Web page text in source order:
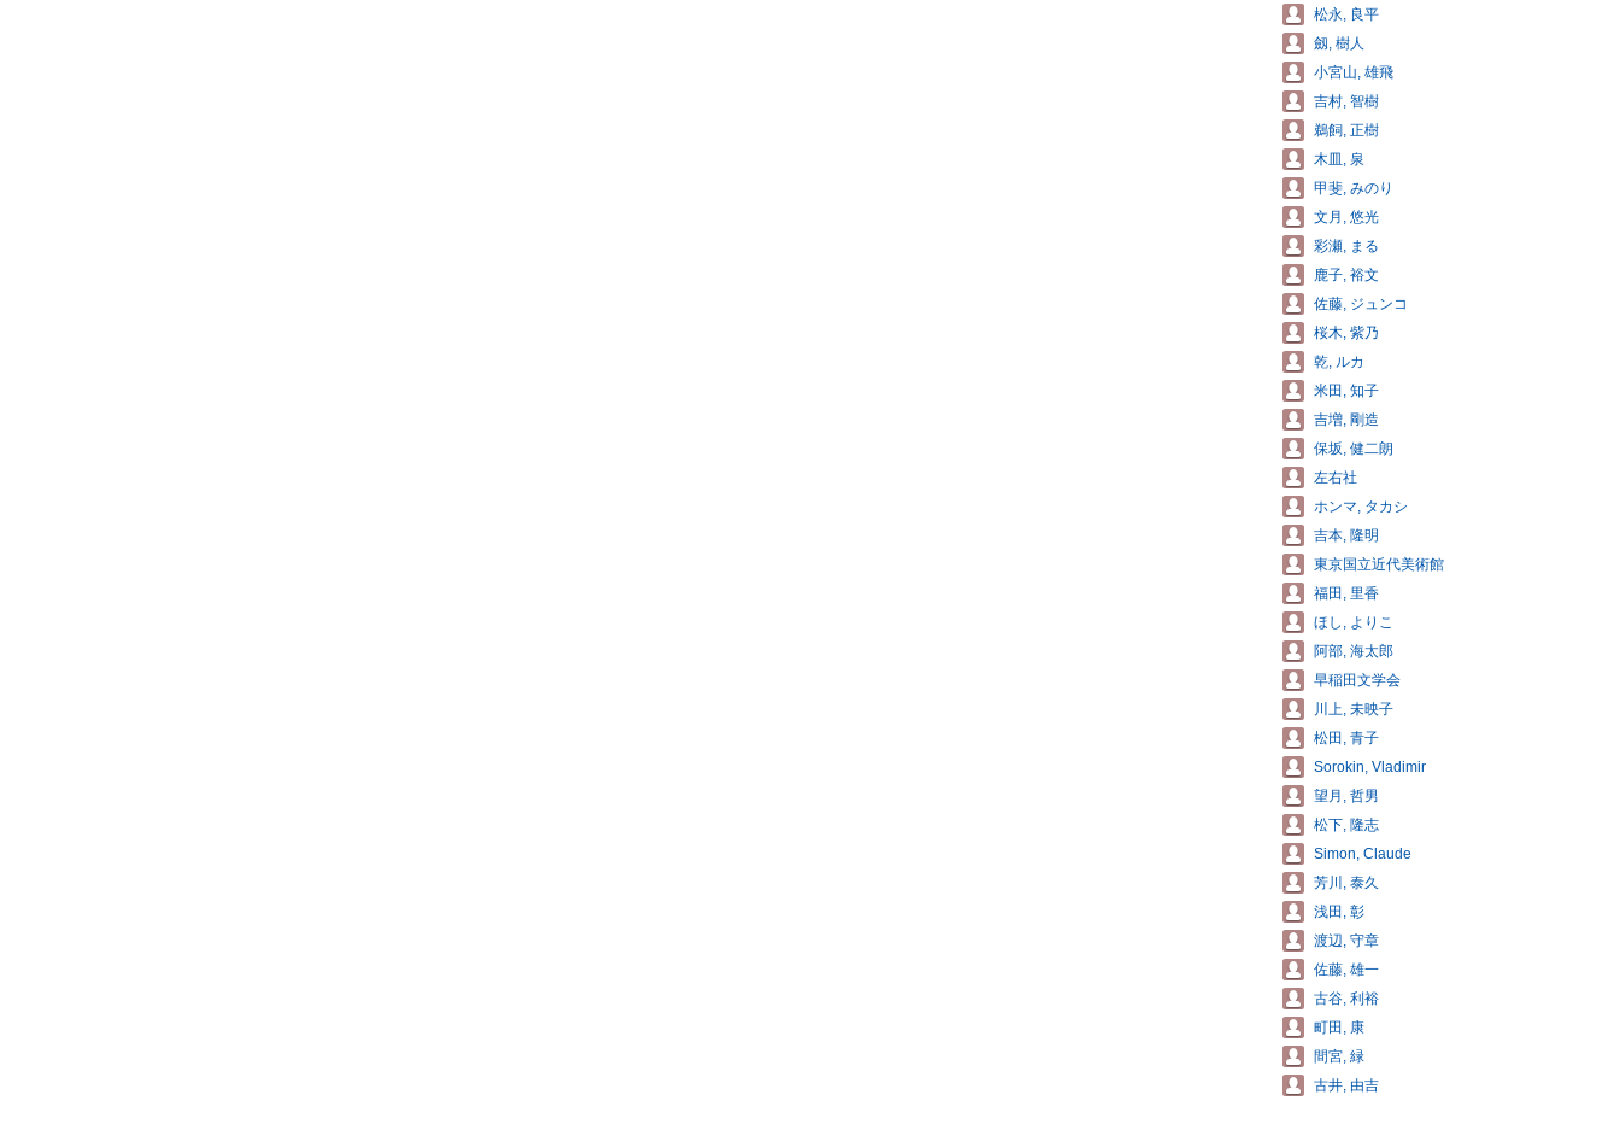
松永, 良平
劔, 樹人
小宮山, 雄飛
吉村, 智樹
鵜飼, 正樹
木皿, 泉
甲斐, みのり
文月, 悠光
彩瀬, まる
鹿子, 裕文
佐藤, ジュンコ
桜木, 紫乃
乾, ルカ
米田, 知子
吉増, 剛造
保坂, 健二朗
左右社
ホンマ, タカシ
吉本, 隆明
東京国立近代美術館
福田, 里香
ほし, よりこ
阿部, 海太郎
早稲田文学会
川上, 未映子
松田, 青子
Sorokin, Vladimir
望月, 哲男
松下, 隆志
Simon, Claude
芳川, 泰久
浅田, 彰
渡辺, 守章
佐藤, 雄一
古谷, 利裕
町田, 康
間宮, 緑
古井, 由吉